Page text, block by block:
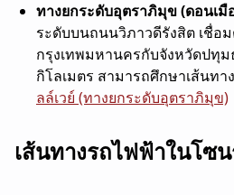
ทางยกระดับอุตราภิมุข (ดอนเมื
ระดับบนถนนวิภาวดีรังสิต เชื่อ
กรุงเทพมหานครกับจังหวัดปทุม
กิโลเมตร สามารถศึกษาเส้นทา
ลล์เวย์ (ทางยกระดับอุตราภิมุข)
เส้นทางรถไฟฟ้าในโซ